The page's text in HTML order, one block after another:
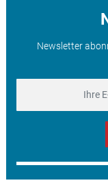
Newsletter